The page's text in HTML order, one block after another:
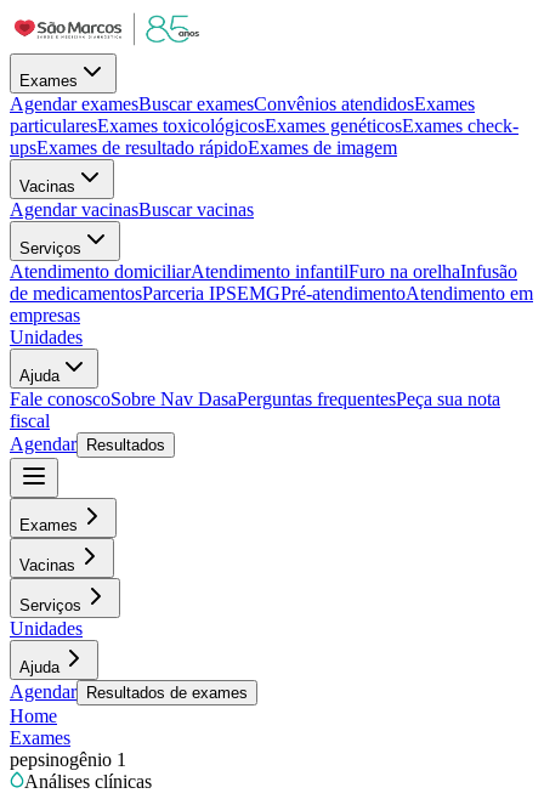
Exames
Agendar examesBuscar examesConvênios atendidosExames
particularesExames toxicológicosExames genéticosExames check-
upsExames de resultado rápidoExames de imagem
Vacinas
Agendar vacinasBuscar vacinas
Serviços
Atendimento domiciliarAtendimento infantilFuro na orelhaInfusão
de medicamentosParceria IPSEMGPré-atendimentoAtendimento em
empresas
Unidades
Ajuda
Fale conoscoSobre Nav DasaPerguntas frequentesPeça sua nota
fiscal
Agendar
Resultados
Exames
Vacinas
Serviços
Unidades
Ajuda
Agendar Resultados de exames
Home
Exames
pepsinogênio 1
Análises clínicas